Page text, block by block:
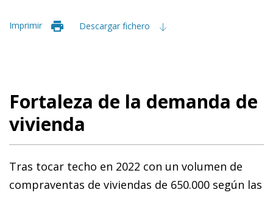
Imprimir Descargar fichero
Fortaleza de la demanda de
vivienda
Tras tocar techo en 2022 con un volumen de
compraventas de viviendas de 650.000 según las